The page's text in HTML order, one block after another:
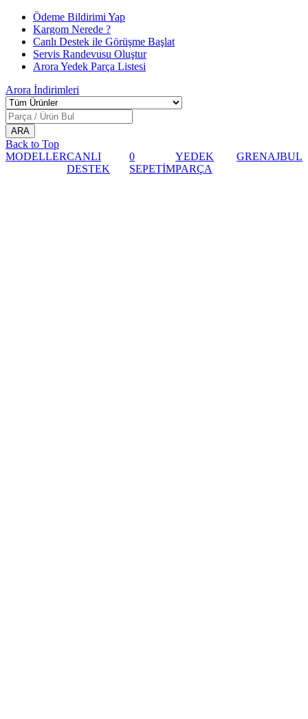
Ödeme Bildirimi Yap
Kargom Nerede ?
Canlı Destek ile Görüşme Başlat
Servis Randevusu Oluştur
Arora Yedek Parça Listesi
Arora İndirimleri
Back to Top
MODELLERCANLI
DESTEK
0
SEPETİM
YEDEK
PARÇA
GRENAJBUL